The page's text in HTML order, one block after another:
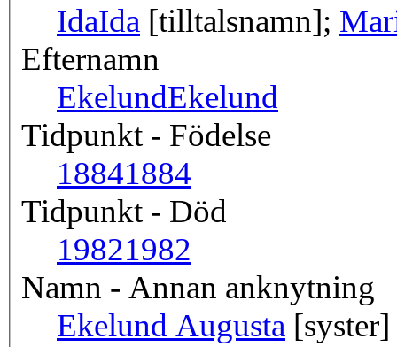
IdaIda [tilltalsnamn];
Efternamn
EkelundEkelund
Tidpunkt - Födelse
18841884
Tidpunkt - Död
19821982
Namn - Annan anknytning
Ekelund Augusta [syster]